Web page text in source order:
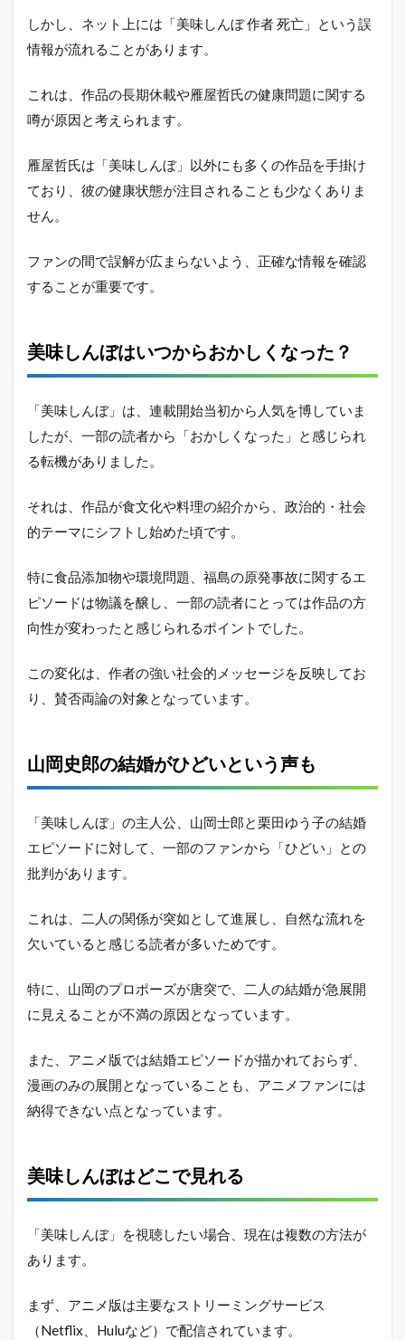
しかし、ネット上には「美味しんぼ 作者 死亡」という誤
情報が流れることがあります。
これは、作品の長期休載や雁屋哲氏の健康問題に関する
噂が原因と考えられます。
雁屋哲氏は「美味しんぼ」以外にも多くの作品を手掛け
ており、彼の健康状態が注目されることも少なくありま
せん。
ファンの間で誤解が広まらないよう、正確な情報を確認
することが重要です。
美味しんぼはいつからおかしくなった？
「美味しんぼ」は、連載開始当初から人気を博していま
したが、一部の読者から「おかしくなった」と感じられ
る転機がありました。
それは、作品が食文化や料理の紹介から、政治的・社会
的テーマにシフトし始めた頃です。
特に食品添加物や環境問題、福島の原発事故に関するエ
ピソードは物議を醸し、一部の読者にとっては作品の方
向性が変わったと感じられるポイントでした。
この変化は、作者の強い社会的メッセージを反映してお
り、賛否両論の対象となっています。
山岡史郎の結婚がひどいという声も
「美味しんぼ」の主人公、山岡士郎と栗田ゆう子の結婚
エピソードに対して、一部のファンから「ひどい」との
批判があります。
これは、二人の関係が突如として進展し、自然な流れを
欠いていると感じる読者が多いためです。
特に、山岡のプロポーズが唐突で、二人の結婚が急展開
に見えることが不満の原因となっています。
また、アニメ版では結婚エピソードが描かれておらず、
漫画のみの展開となっていることも、アニメファンには
納得できない点となっています。
美味しんぼはどこで見れる
「美味しんぼ」を視聴したい場合、現在は複数の方法が
あります。
まず、アニメ版は主要なストリーミングサービス
（Netflix、Huluなど）で配信されています。